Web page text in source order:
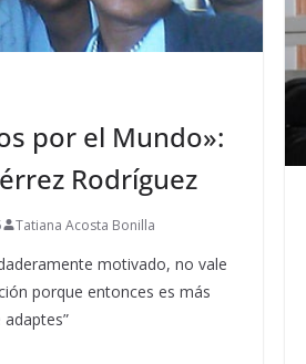
por el Mundo»:
Rodríguez
Tatiana Acosta Bonilla
motivado, no vale
porque entonces es más